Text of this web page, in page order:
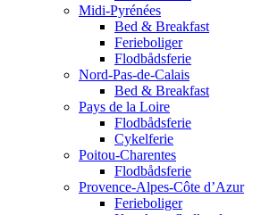
Midi-Pyrénées
Bed & Breakfast
Ferieboliger
Flodbådsferie
Nord-Pas-de-Calais
Bed & Breakfast
Pays de la Loire
Flodbådsferie
Cykelferie
Poitou-Charentes
Flodbådsferie
Provence-Alpes-Côte d’Azur
Ferieboliger